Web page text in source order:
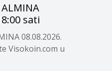
sati
08.08.2026.
Visokoin.com u